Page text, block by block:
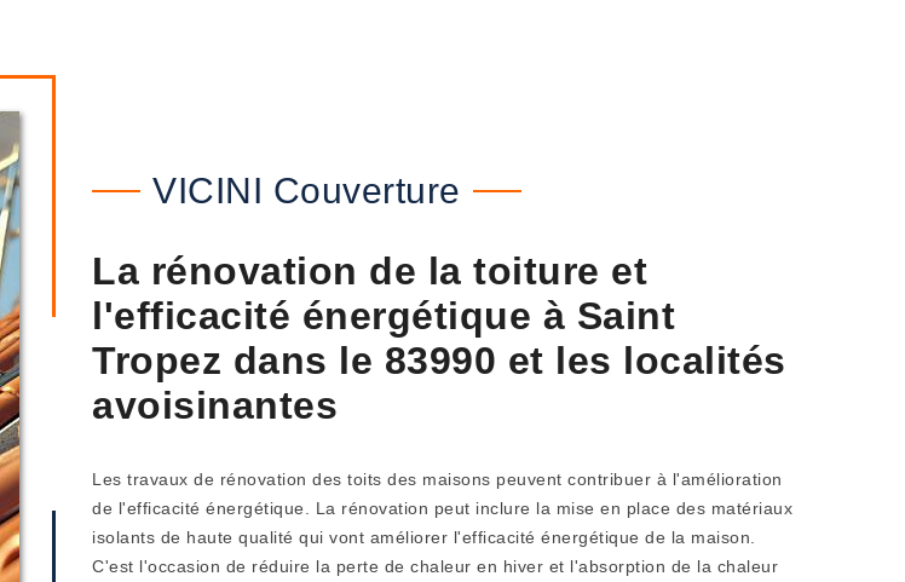
VICINI Couverture
La rénovation de la toiture et
l'efficacité énergétique à Saint
Tropez dans le 83990 et les localités
avoisinantes
Les travaux de rénovation des toits des maisons peuvent contribuer à l'amélioration
de l'efficacité énergétique. La rénovation peut inclure la mise en place des matériaux
isolants de haute qualité qui vont améliorer l'efficacité énergétique de la maison.
C'est l'occasion de réduire la perte de chaleur en hiver et l'absorption de la chaleur